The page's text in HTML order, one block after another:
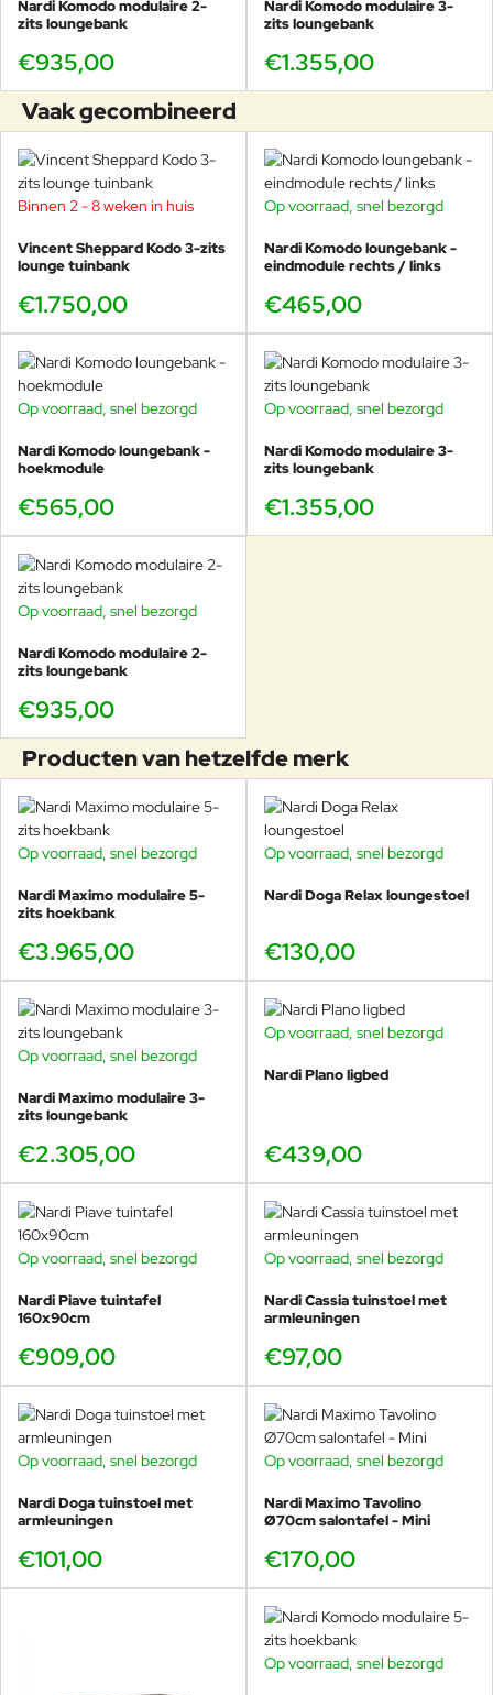
meeldauwvlekken Sunbrella-
schimmel niet, maar schimmel kan
groeien op vuil en andere vreemde
stoffen als ze niet van de stof
worden verwijderd. Om schimmel
of meeldauw te verwijderen: •
Maak een oplossing van 1 kopje
bleekmiddel en 1⁄4 kopje milde
zeep per liter water. • Spray op het
hele gebied en laat 15 minuten in
de stof trekken • Reinig het gehele
handdoek of zeer zachte borstel •
Grondig spoelen om alle
zeepresten te verwijderen •
Luchtdroog Bij ernstige
schimmelgroei kunnen de
hoeveelheden bleekmiddel
worden verhoogd. Het is het beste
om het hele oppervlak van de stof
vlekken te voorkomen.
Nardi Komodo modulaire 2-
zits loungebank
€935,00
Nardi Komodo modulaire 3-
zits loungebank
€1.355,00
Vaak gecombineerd
Binnen 2 - 8 weken in huis
Vincent Sheppard Kodo 3-zits
lounge tuinbank
€1.750,00
Op voorraad, snel bezorgd
Nardi Komodo loungebank -
eindmodule rechts / links
€465,00
Op voorraad, snel bezorgd
Nardi Komodo loungebank -
hoekmodule
€565,00
Op voorraad, snel bezorgd
Nardi Komodo modulaire 3-
zits loungebank
€1.355,00
Op voorraad, snel bezorgd
Nardi Komodo modulaire 2-
zits loungebank
€935,00
Producten van hetzelfde merk
Op voorraad, snel bezorgd
Nardi Maximo modulaire 5-
zits hoekbank
€3.965,00
Op voorraad, snel bezorgd
Nardi Doga Relax loungestoel
€130,00
Op voorraad, snel bezorgd
Nardi Maximo modulaire 3-
zits loungebank
€2.305,00
Op voorraad, snel bezorgd
Nardi Plano ligbed
€439,00
Op voorraad, snel bezorgd
Nardi Piave tuintafel
160x90cm
€909,00
Op voorraad, snel bezorgd
Nardi Cassia tuinstoel met
armleuningen
€97,00
Op voorraad, snel bezorgd
Nardi Doga tuinstoel met
armleuningen
€101,00
Op voorraad, snel bezorgd
Nardi Maximo Tavolino
Ø70cm salontafel - Mini
€170,00
Op voorraad, snel bezorgd